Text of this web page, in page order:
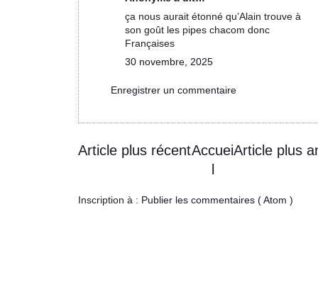
ça nous aurait étonné qu’Alain trouve à
son goût les pipes chacom donc
Françaises
30 novembre, 2025
Enregistrer un commentaire
Article plus récent Article plus
Accuei
Inscription à : Publier les commentaires ( Atom )